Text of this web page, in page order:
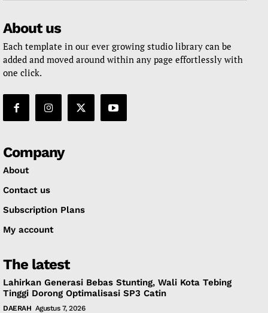
About us
Each template in our ever growing studio library can be
added and moved around within any page effortlessly with
one click.
Company
About
Contact us
Subscription Plans
My account
The latest
Lahirkan Generasi Bebas Stunting, Wali Kota Tebing
Tinggi Dorong Optimalisasi SP3 Catin
DAERAH Agustus 7, 2026